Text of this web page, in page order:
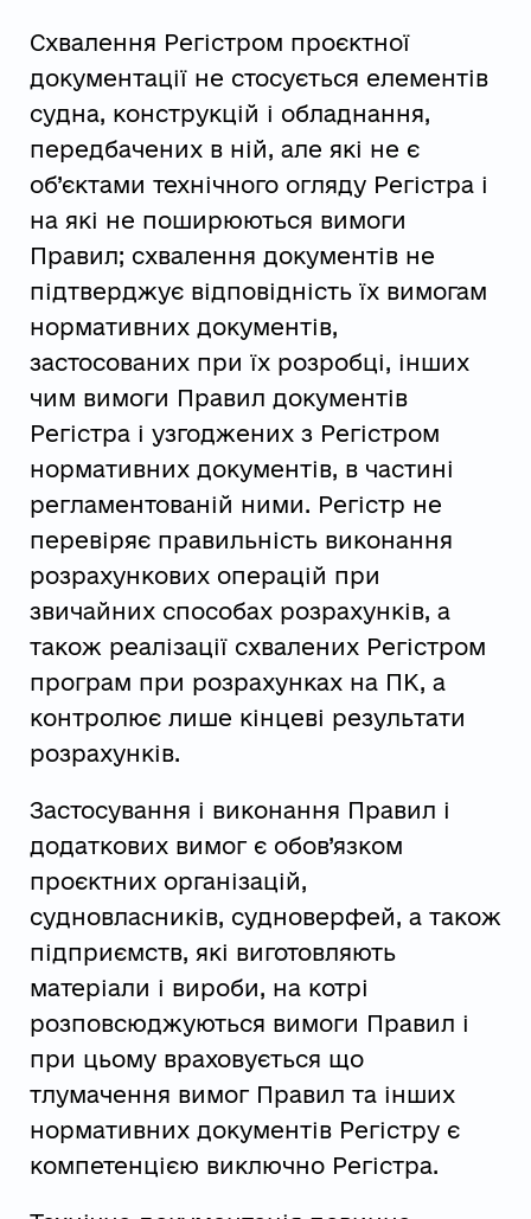
Схвалення Регістром проєктної
документації не стосується елементів
судна, конструкцій і обладнання,
передбачених в ній, але які не є
об’єктами технічного огляду Регістра і
на які не поширюються вимоги
Правил; схвалення документів не
підтверджує відповідність їх вимогам
нормативних документів,
застосованих при їх розробці, інших
чим вимоги Правил документів
Регістра і узгоджених з Регістром
нормативних документів, в частині
регламентованій ними. Регістр не
перевіряє правильність виконання
розрахункових операцій при
звичайних способах розрахунків, а
також реалізації схвалених Регістром
програм при розрахунках на ПК, а
контролює лише кінцеві результати
розрахунків.
Застосування і виконання Правил і
додаткових вимог є обов’язком
проєктних організацій,
судновласників, судноверфей, а також
підприємств, які виготовляють
матеріали і вироби, на котрі
розповсюджуються вимоги Правил і
при цьому враховується що
тлумачення вимог Правил та інших
нормативних документів Регістру є
компетенцією виключно Регістра.